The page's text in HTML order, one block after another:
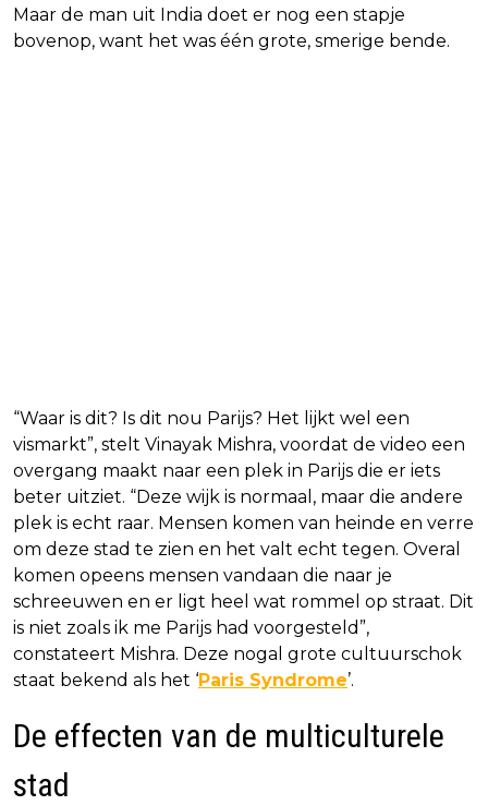
Maar de man uit India doet er nog een stapje
bovenop, want het was één grote, smerige bende.
“Waar is dit? Is dit nou Parijs? Het lijkt wel een
vismarkt”, stelt Vinayak Mishra, voordat de video een
overgang maakt naar een plek in Parijs die er iets
beter uitziet. “Deze wijk is normaal, maar die andere
plek is echt raar. Mensen komen van heinde en verre
om deze stad te zien en het valt echt tegen. Overal
komen opeens mensen vandaan die naar je
schreeuwen en er ligt heel wat rommel op straat. Dit
is niet zoals ik me Parijs had voorgesteld”,
constateert Mishra. Deze nogal grote cultuurschok
staat bekend als het ‘Paris Syndrome’.
De effecten van de multiculturele
stad